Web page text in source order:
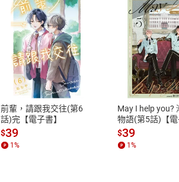
付款方式
ATM轉帳、信用卡、LINE PAY、AFTEE
前輩，請跟我交往(第6
話)完【電子書】
$39
1 %
May I help you?
物語(第5話)【電
$39
1 %